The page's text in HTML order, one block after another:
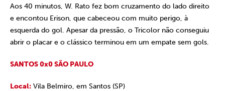
Aos 40 minutos, W. Rato fez bom cruzamento do lado direito
e encontou Erison, que cabeceou com muito perigo, à
esquerda do gol. Apesar da pressão, o Tricolor não conseguiu
abrir o placar e o clássico terminou em um empate sem gols.
SANTOS 0x0 SÃO PAULO
Local: Vila Belmiro, em Santos (SP)